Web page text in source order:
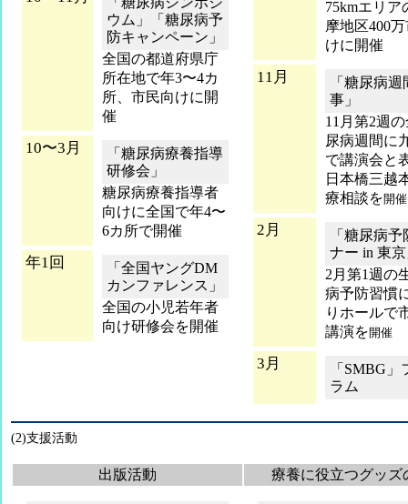
ウム」「糖尿病予
防キャンペーン」
全国の都道府県庁
所在地で年3〜4カ
所、市民向けに開
催
10〜3月
「糖尿病療養指導
研修会」
糖尿病療養指導者
向けに全国で年4〜
6カ所で開催
年1回
「全国ヤングDM
カンファレンス」
全国の小児若年者
向け研修会を開催
75kmエリア
摩地区400
けに開催
11月
「糖尿病週
事」
11月第2週
尿病週間に
で講演会と
日本橋三越
療相談を開催
2月
「糖尿病
ナー in 東
2月第1週の
病予防習慣
りホールで
講演を開催
3月
「SMBG」
ラム
(2)支援活動
出版活動 療養に役立つグッズ